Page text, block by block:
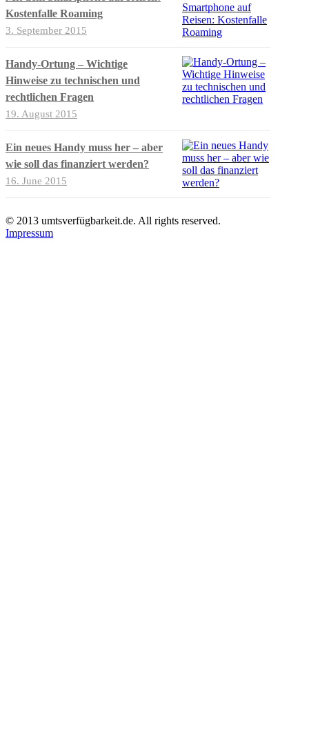
Kostenfalle Roaming
3. September 2015
Handy-Ortung – Wichtige
Hinweise zu technischen und
rechtlichen Fragen
19. August 2015
Ein neues Handy muss her – aber
wie soll das finanziert werden?
16. June 2015
© 2013 umtsverfügbarkeit.de. All rights reserved.
Impressum